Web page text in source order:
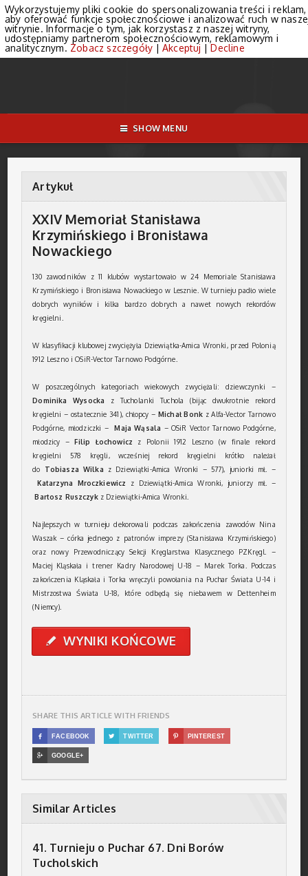
SHOW MENU
Artykuł
XXIV Memoriał Stanisława
Krzymińskiego i Bronisława
Nowackiego
130 zawodników z 11 klubów wystartowało w 24 Memoriale Stanisława
Krzymińskiego i Bronisława Nowackiego w Lesznie. W turnieju padło wiele
dobrych wyników i kilka bardzo dobrych a nawet nowych rekordów
kręgielni.
W klasyfikacji klubowej zwyciężyła Dziewiątka-Amica Wronki, przed Polonią
1912 Leszno i OSiR-Vector Tarnowo Podgórne.
W poszczególnych kategoriach wiekowych zwyciężali: dziewczynki –
Dominika Wysocka
z Tucholanki Tuchola (bijąc dwukrotnie rekord
kręgielni – ostatecznie 341), chłopcy – Michał Bonk z Alfa-Vector Tarnowo
Podgórne, młodziczki –Maja Wąsala – OSiR Vector Tarnowo Podgórne,
młodzicy –Filip Łochowicz z Polonii 1912 Leszno (w finale rekord
kręgielni 578 kręgli, wcześniej rekord kręgielni krótko należał
do
Tobiasza Wilka z Dziewiątki-Amica Wronki – 577), juniorki mł. –
Katarzyna Mroczkiewicz z Dziewiątki-Amica Wronki, juniorzy mł. –
Bartosz Ruszczykz Dziewiątki-Amica Wronki.
Najlepszych w turnieju dekorowali podczas zakończenia zawodów Nina
Waszak – córka jednego z patronów imprezy (Stanisława Krzymińskiego)
oraz nowy Przewodniczący Sekcji Kręglarstwa Klasycznego PZKręgl. –
Maciej Kląskała i trener Kadry Narodowej U-18 – Marek Torka. Podczas
zakończenia Kląskała i Torka wręczyli powołania na Puchar Świata U-14 i
Mistrzostwa Świata U-18, które odbędą się niebawem w Dettenheim
(Niemcy).
✎ WYNIKI KOŃCOWE
SHARE THIS ARTICLE WITH FRIENDS
 FACEBOOK  TWITTER  PINTEREST
 GOOGLE+
Similar Articles
41. Turnieju o Puchar 67. Dni Borów
Tucholskich
Wykorzystujemy pliki cookie do spersonalizowania treści i reklam,
aby oferować funkcje społecznościowe i analizować ruch w
witrynie. Informacje o tym, jak korzystasz z naszej witryny,
udostępniamy partnerom społecznościowym, reklamowym i
analitycznym. Zobacz szczegóły | Akceptuj |Decline